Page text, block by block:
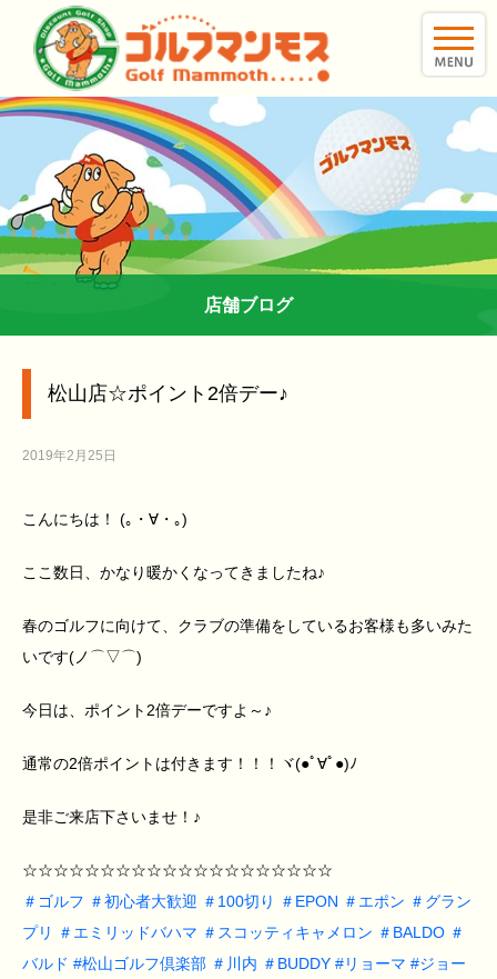
店舗ブログ
松山店☆ポイント2倍デー♪
2019年2月25日
こんにちは！ (｡・∀・｡)ゝ
ここ数日、かなり暖かくなってきましたね♪
春のゴルフに向けて、クラブの準備をしているお客様も多いみた
いです(ノ⌒▽⌒)
今日は、ポイント2倍デーですよ～♪
通常の2倍ポイントは付きます！！！ヾ(●ﾟ∀ﾟ●)ﾉ
是非ご来店下さいませ！♪
☆☆☆☆☆☆☆☆☆☆☆☆☆☆☆☆☆☆☆☆
＃ ゴルフ ＃初心者大歓迎 ＃ 100切り ＃ EPON ＃ エポン ＃ グラン
プリ
＃ エミリッドバハマ ＃ スコッティキャメロン ＃ BALDO ＃
バルド #松山ゴルフ倶楽部 ＃ 川内 ＃ BUDDY #リョーマ #ジョー